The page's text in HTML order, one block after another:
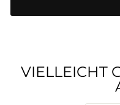
VIELLEICHT